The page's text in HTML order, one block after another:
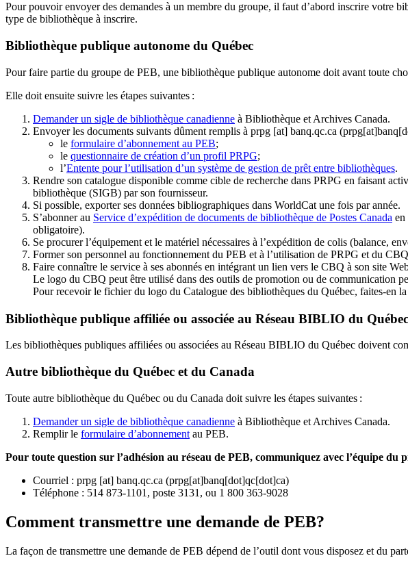
Pour pouvoir envoyer des demandes à un membre du groupe, il faut d’abord inscrire votre
type de bibliothèque à inscrire.
Bibliothèque publique autonome du Québec
Pour faire partie du groupe de PEB, une bibliothèque publique autonome doit avant toute
Elle doit ensuite suivre les étapes suivantes :
Demander un sigle de bibliothèque canadienne à Bibliothèque et Archives Canada.
Envoyer les documents suivants dûment remplis à prpg [at] banq.qc.ca
le formulaire d’abonnement au PEB;
le questionnaire de création d’un profil PRPG;
l’Entente pour l’utilisation d’un système de gestion de prêt entre bibliothèques.
Rendre son catalogue disponible comme cible de recherche dans PRPG en faisant
bibliothèque (SIGB) par son fournisseur.
Si possible, exporter ses données bibliographiques dans WorldCat une fois par année.
S’abonner au Service d’expédition de documents de bibliothèque de Postes Canada en
obligatoire).
Se procurer l’équipement et le matériel nécessaires à l’expédition de colis (balance,
Former son personnel au fonctionnement du PEB et à l’utilisation de PRPG et du
Faire connaître le service à ses abonnés en intégrant un lien vers le CBQ à son site
Le logo du CBQ peut être utilisé dans des outils de promotion ou de communication
Pour recevoir le fichier du logo du Catalogue des bibliothèques du Québec, faites-en
Bibliothèque publique affiliée ou associée au Réseau BIBLIO du Québec
Les bibliothèques publiques affiliées ou associées au Réseau BIBLIO du Québec doivent
Autre bibliothèque du Québec et du Canada
Toute autre bibliothèque du Québec ou du Canada doit suivre les étapes suivantes :
Demander un sigle de bibliothèque canadienne à Bibliothèque et Archives Canada.
Remplir le formulaire d’abonnement au PEB.
Pour toute question sur l’adhésion au réseau de PEB, communiquez avec l’équipe du
Courriel : prpg [at] banq.qc.ca (prpg[at]banq[dot]qc[dot]ca)
Téléphone : 514 873-1101, poste 3131, ou 1 800 363-9028
Comment transmettre une demande de PEB?
La façon de transmettre une demande de PEB dépend de l’outil dont vous disposez et du